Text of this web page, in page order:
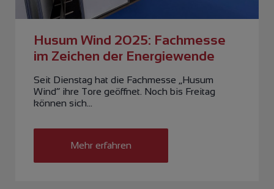
Husum Wind 2025: Fachmesse
im Zeichen der Energiewende
Seit Dienstag hat die Fachmesse „Husum
Wind“ ihre Tore geöffnet. Noch bis Freitag
können sich…
Mehr erfahren